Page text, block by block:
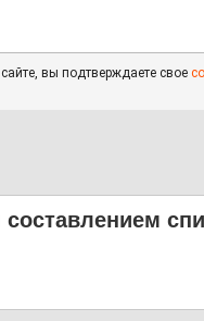
вы подтверждаете свое